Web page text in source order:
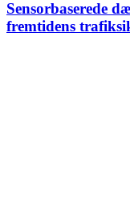
Sensorbaserede
fremtidens